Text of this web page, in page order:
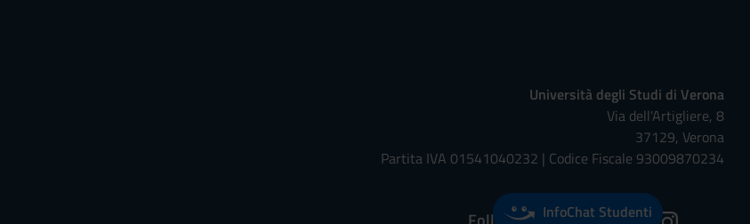
Università degli Studi di Verona
Via dell'Artigliere, 8
37129, Verona
Partita IVA 01541040232 | Codice Fiscale 93009870234
InfoChat Studenti